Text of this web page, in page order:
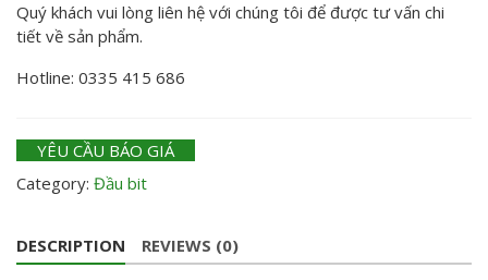
Quý khách vui lòng liên hệ với chúng tôi để được tư vấn chi
tiết về sản phẩm.
Hotline: 0335 415 686
YÊU CẦU BÁO GIÁ
Category: Đầu bit
DESCRIPTION REVIEWS (0)